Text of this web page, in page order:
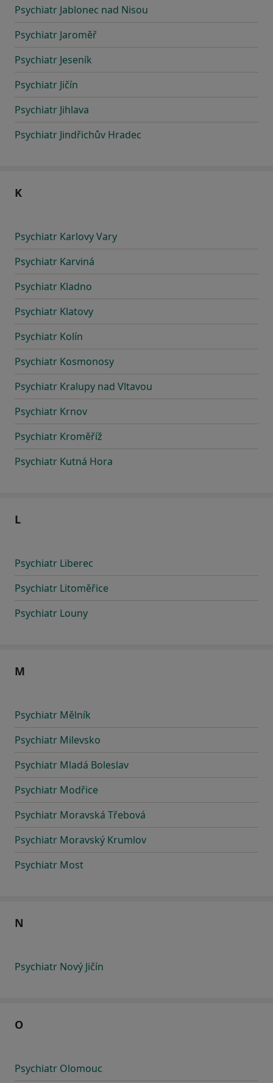
Psychiatr Jablonec nad Nisou
Psychiatr Jaroměř
Psychiatr Jeseník
Psychiatr Jičín
Psychiatr Jihlava
Psychiatr Jindřichův Hradec
K
Psychiatr Karlovy Vary
Psychiatr Karviná
Psychiatr Kladno
Psychiatr Klatovy
Psychiatr Kolín
Psychiatr Kosmonosy
Psychiatr Kralupy nad Vltavou
Psychiatr Krnov
Psychiatr Kroměříž
Psychiatr Kutná Hora
L
Psychiatr Liberec
Psychiatr Litoměřice
Psychiatr Louny
M
Psychiatr Mělník
Psychiatr Milevsko
Psychiatr Mladá Boleslav
Psychiatr Modřice
Psychiatr Moravská Třebová
Psychiatr Moravský Krumlov
Psychiatr Most
N
Psychiatr Nový Jičín
O
Psychiatr Olomouc